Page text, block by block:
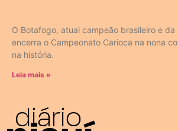
O Botafogo, atual campeão brasileiro e da
encerra o Campeonato Carioca na nona
na história.
Leia mais »